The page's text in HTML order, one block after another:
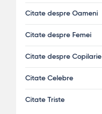
Citate despre Oameni
Citate despre Femei
Citate despre Copilarie
Citate Celebre
Citate Triste